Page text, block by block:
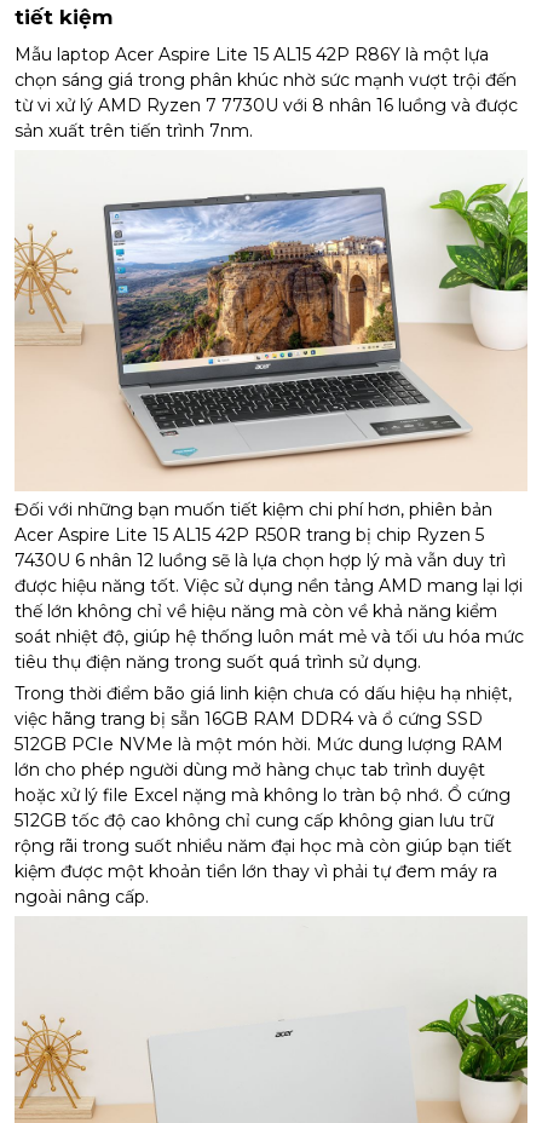
tiết kiệm
Mẫu laptop Acer Aspire Lite 15 AL15 42P R86Y là một lựa
chọn sáng giá trong phân khúc nhờ sức mạnh vượt trội đến
từ vi xử lý AMD Ryzen 7 7730U với 8 nhân 16 luồng và được
sản xuất trên tiến trình 7nm.
Đối với những bạn muốn tiết kiệm chi phí hơn, phiên bản
Acer Aspire Lite 15 AL15 42P R50R trang bị chip Ryzen 5
7430U 6 nhân 12 luồng sẽ là lựa chọn hợp lý mà vẫn duy trì
được hiệu năng tốt. Việc sử dụng nền tảng AMD mang lại lợi
thế lớn không chỉ về hiệu năng mà còn về khả năng kiểm
soát nhiệt độ, giúp hệ thống luôn mát mẻ và tối ưu hóa mức
tiêu thụ điện năng trong suốt quá trình sử dụng.
Trong thời điểm bão giá linh kiện chưa có dấu hiệu hạ nhiệt,
việc hãng trang bị sẵn 16GB RAM DDR4 và ổ cứng SSD
512GB PCIe NVMe là một món hời. Mức dung lượng RAM
lớn cho phép người dùng mở hàng chục tab trình duyệt
hoặc xử lý file Excel nặng mà không lo tràn bộ nhớ. Ổ cứng
512GB tốc độ cao không chỉ cung cấp không gian lưu trữ
rộng rãi trong suốt nhiều năm đại học mà còn giúp bạn tiết
kiệm được một khoản tiền lớn thay vì phải tự đem máy ra
ngoài nâng cấp.